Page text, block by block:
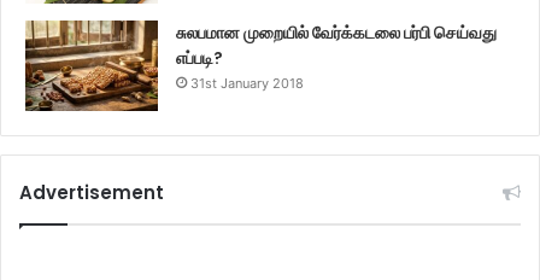
சுலபமான முறையில் வேர்க்கடலை பர்பி செய்வது
எப்படி?
31st January 2018
Advertisement